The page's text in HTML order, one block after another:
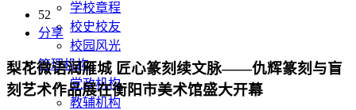
学校章程
校史校友
校园风光
管理机构
党政机构
教辅机构
52
分享
梨花微语润雁城 匠心篆刻续文脉——仇辉篆刻与盲
刻艺术作品展在衡阳市美术馆盛大开幕